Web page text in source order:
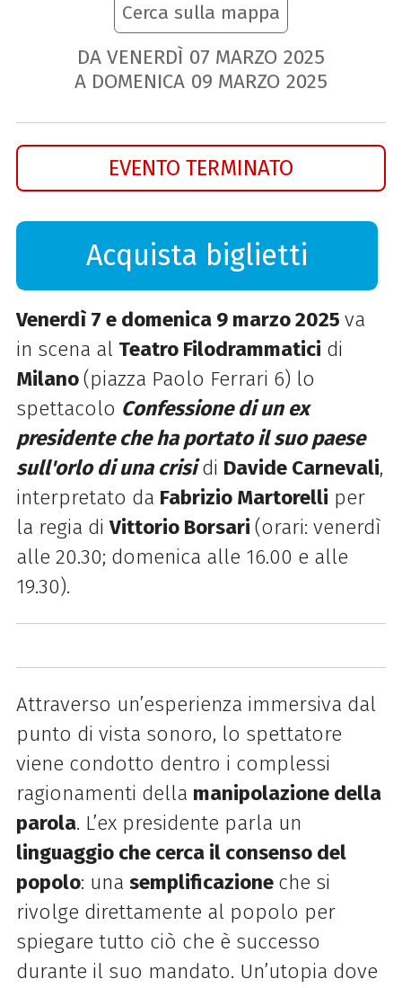
Cerca sulla mappa
DA VENERDÌ 07 MARZO 2025
A DOMENICA 09 MARZO 2025
EVENTO TERMINATO
Acquista biglietti
Venerdì 7 e domenica 9 marzo 2025 va
in scena al Teatro Filodrammatici di
Milano(piazza Paolo Ferrari 6) lo
spettacolo Confessione di un ex
presidente che ha portato il suo paese
sull'orlo di una crisidi Davide Carnevali,
interpretato da Fabrizio Martorelli per
la regia diVittorio Borsari (orari: venerdì
alle 20.30; domenica alle 16.00 e alle
19.30).
Attraverso un’esperienza immersiva dal
punto di vista sonoro, lo spettatore
viene condotto dentro i complessi
ragionamenti della manipolazione della
parola. L’ex presidente parla un
linguaggio che cerca il consenso del
popolo: una semplificazione che si
rivolge direttamente al popolo per
spiegare tutto ciò che è successo
durante il suo mandato. Un’utopia dove